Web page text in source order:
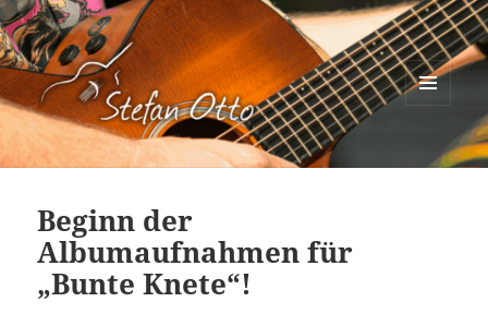
Stefan Otto
WIDGETS
Beginn der
Albumaufnahmen für
„Bunte Knete“!